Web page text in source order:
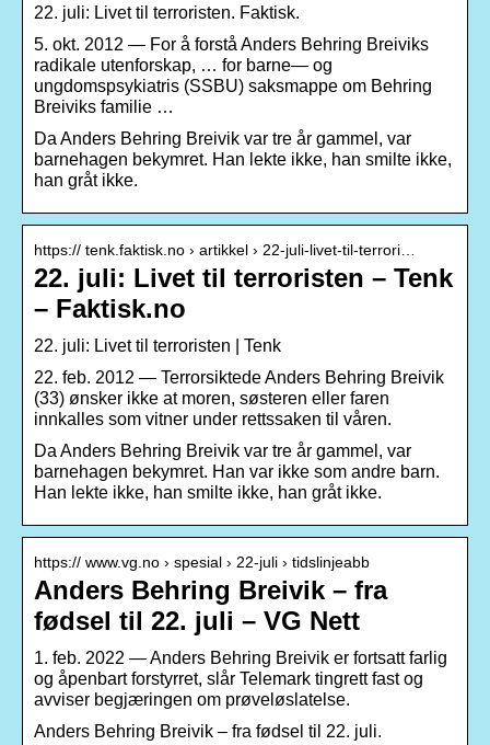
22. juli: Livet til terroristen. Faktisk.
5. okt. 2012 — For å forstå Anders Behring Breiviks
radikale utenforskap, … for barne— og
ungdomspsykiatris (SSBU) saksmappe om Behring
Breiviks familie …
Da Anders Behring Breivik var tre år gammel, var
barnehagen bekymret. Han lekte ikke, han smilte ikke,
han gråt ikke.
https:// tenk.faktisk.no › artikkel › 22-juli-livet-til-terrori…
22. juli: Livet til terroristen – Tenk
– Faktisk.no
22. juli: Livet til terroristen | Tenk
22. feb. 2012 — Terrorsiktede Anders Behring Breivik
(33) ønsker ikke at moren, søsteren eller faren
innkalles som vitner under rettssaken til våren.
Da Anders Behring Breivik var tre år gammel, var
barnehagen bekymret. Han var ikke som andre barn.
Han lekte ikke, han smilte ikke, han gråt ikke.
https:// www.vg.no › spesial › 22-juli › tidslinjeabb
Anders Behring Breivik – fra
fødsel til 22. juli – VG Nett
1. feb. 2022 — Anders Behring Breivik er fortsatt farlig
og åpenbart forstyrret, slår Telemark tingrett fast og
avviser begjæringen om prøveløslatelse.
Anders Behring Breivik – fra fødsel til 22. juli.